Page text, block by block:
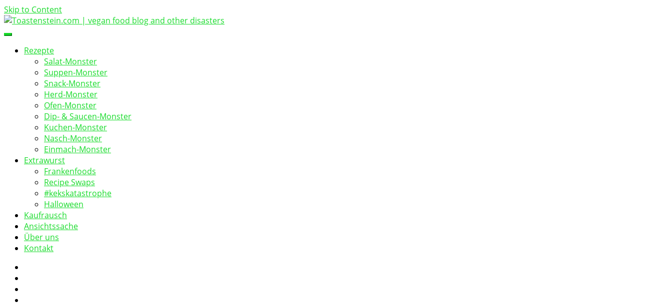
Skip to Content
Toastenstein.com
vegan food blog
Rezepte
Salat-Monster
Suppen-Monster
Snack-Monster
Herd-Monster
Ofen-Monster
Dip- & Saucen-Monster
Kuchen-Monster
Nasch-Monster
Einmach-Monster
Extrawurst
Frankenfoods
Recipe Swaps
#kekskatastrophe
Halloween
Kaufrausch
Ansichtssache
Über uns
Kontakt